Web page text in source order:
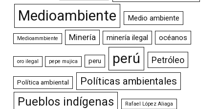
Medioambiente Medio ambiente
Medioammbiente Minería minería ilegal océanos
oro ilegal pepe mujica peru perú Petróleo
Política ambiental Políticas ambientales
Pueblos indígenas Rafael López Aliaga